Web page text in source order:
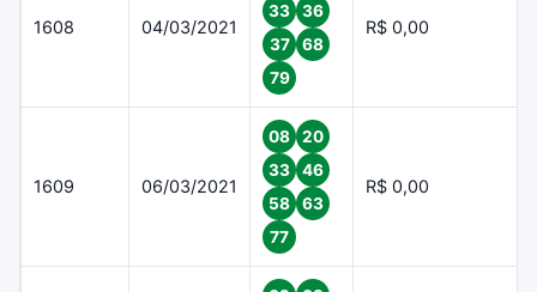
1608 04/03/2021
33
36
37
68
79
R$ 0,00
1609 06/03/2021
08
20
33
46
58
63
77
R$ 0,00